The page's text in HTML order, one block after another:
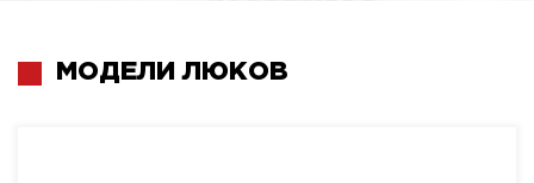
МОДЕЛИ ЛЮКОВ